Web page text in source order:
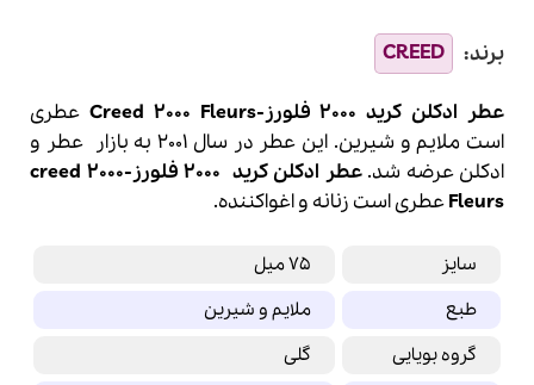
امتیازدهی
مشتری
عطر ادکلن کرید 2000 فلورز-Creed 2000 Fleurs
عطری
است ملایم و شیرین. این عطر در سال 2001 به بازار
عطر و
ادکلن عرضه شد.عطر ادکلنکرید creed 2000
Fleursعطری است زنانه و اغواکننده.
سایز
75 میل
طبع
ملایم و شیرین
گروه بویایی
گلی